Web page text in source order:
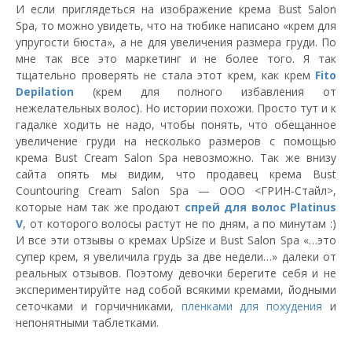
И если приглядеться на изображение крема Bust Salon
Spa, то можно увидеть, что на тюбике написано «крем для
упругости бюста», а не для увеличения размера груди. По
мне так все это маркетинг и не более того. Я так
тщательно проверять не стала этот крем, как крем Fito
Depilation (крем для полного избавления от
нежелательных волос). Но истории похожи. Просто тут и к
гадалке ходить не надо, чтобы понять, что обещанное
увеличение груди на несколько размеров с помощью
крема Bust Cream Salon Spa невозможно. Так же внизу
сайта опять мы видим, что продавец крема Bust
Countouring Cream Salon Spa — ООО <ГРИН-Стайл>,
которые нам так же продают спрей для волос Platinus
V, от которого волосы растут не по дням, а по минутам :)
И все эти отзывы о кремах UpSize и Bust Salon Spa «…это
супер крем, я увеличила грудь за две недели…» далеки от
реальных отзывов. Поэтому девочки берегите себя и не
экспериментируйте над собой всякими кремами, йодными
сеточками и горчичниками, пленками для похудения и
непонятными таблетками.